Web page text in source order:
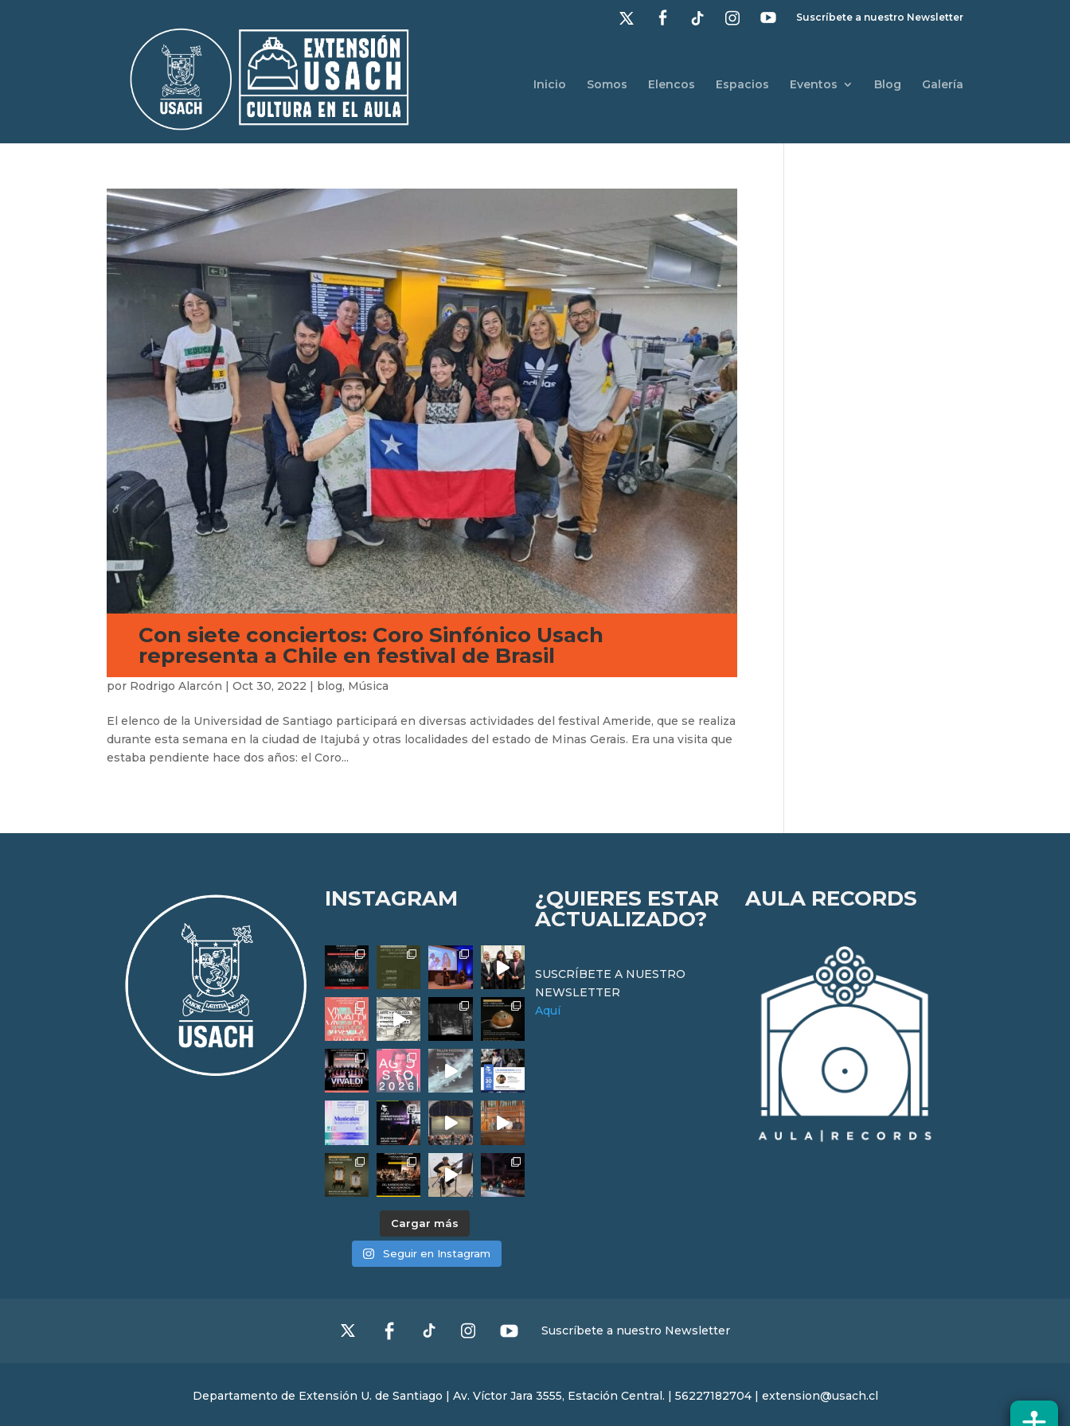
Suscríbete a nuestro Newsletter
Inicio Somos Elencos Espacios Eventos Blog Galería
Con siete conciertos: Coro Sinfónico Usach
representa a Chile en festival de Brasil
por Rodrigo Alarcón |Oct 30, 2022 blog, Música
El elenco de la Universidad de Santiago participará en diversas actividades del festival Ameride, que se realiza
durante esta semana en la ciudad de Itajubá y otras localidades del estado de Minas Gerais. Era una visita que
estaba pendiente hace dos años: el Coro...
INSTAGRAM
Cargar más
Seguir en Instagram
¿QUIERES ESTAR
ACTUALIZADO?
SUSCRÍBETE A NUESTRO
NEWSLETTER
Aquí
AULA RECORDS
Suscríbete a nuestro Newsletter
Departamento de Extensión U. de Santiago | Av. Víctor Jara 3555, Estación Central. | 56227182704 | extension@usach.cl